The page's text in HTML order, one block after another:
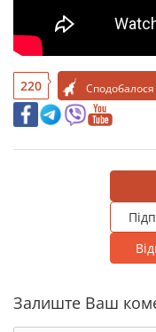
220 Сподобалося
Залиште Ваш